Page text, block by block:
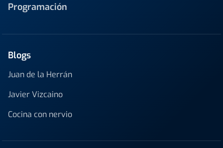
Programación
Blogs
Juan de la Herrán
Javier Vizcaino
Cocina con nervio